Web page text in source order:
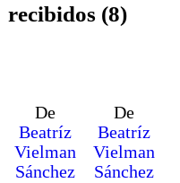
recibidos (8)
De
Beatríz
Vielman
Sánchez
De
Beatríz
Vielman
Sánchez